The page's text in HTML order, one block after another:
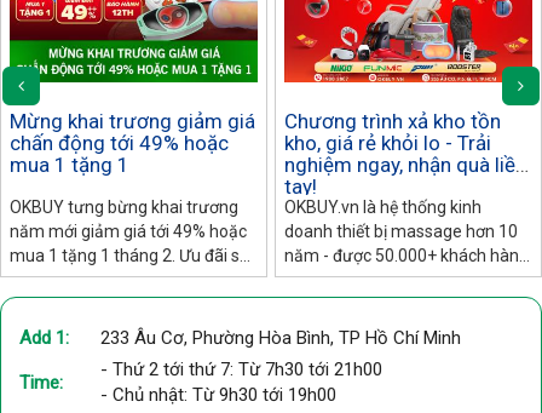
Mừng khai trương giảm giá
chấn động tới 49% hoặc
mua 1 tặng 1
OKBUY tưng bừng khai trương
năm mới giảm giá tới 49% hoặc
mua 1 tặng 1 tháng 2. Ưu đãi sốc
cho các dòng máy massage thư
giãn, đai giảm mỡ, thiết bị chăm
sóc sức khỏe sau Tết.
Chương trình xả kho tồn
kho, giá rẻ khỏi lo - Trải
nghiệm ngay, nhận quà liền
tay!
OKBUY.vn là hệ thống kinh
doanh thiết bị massage hơn 10
năm - được 50.000+ khách hàng
tin dùng. Mức giảm CỰC SÂU
trong đợt xả kho. Giảm 30% -
80% tùy sản phẩm. Giao hàng
miễn phí trên toàn quốc. Hỗ trợ
trả góp 0đ. Bảo hành trọn gói 12
tháng. Dịch vụ hậu mãi uy tín.
Add 1: 233 Âu Cơ, Phường Hòa Bình, TP Hồ Chí Minh
Time:
- Thứ 2 tới thứ 7: Từ 7h30 tới 21h00
- Chủ nhật: Từ 9h30 tới 19h00